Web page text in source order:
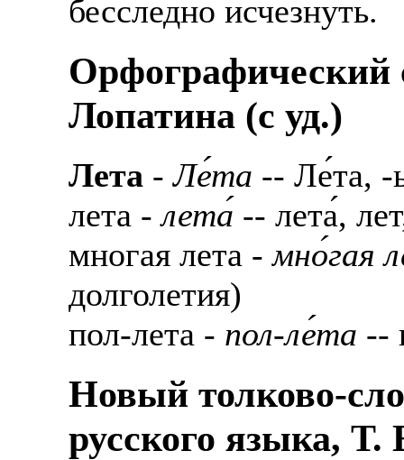
бесследно исчезнуть.
Орфографический
Лопатина (c уд.)
Лета -Ле́та -- Ле́та, -
лета -лета́ -- лета́,
многая лета -мно́гая
долголетия)
пол-лета - пол-ле́та --
Новый толково-
русского языка,